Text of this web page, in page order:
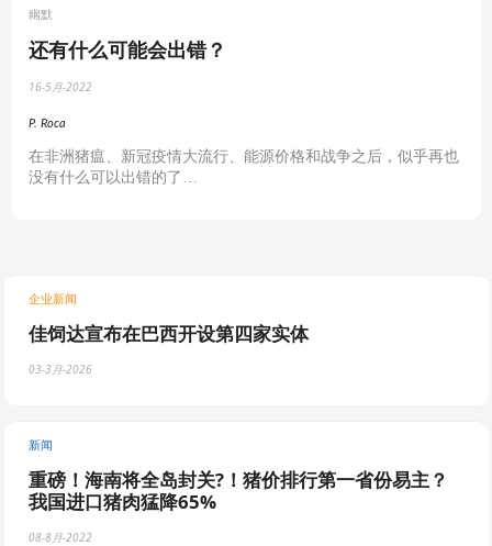
幽默
还有什么可能会出错？
16-5月-2022
P. Roca
在非洲猪瘟、新冠疫情大流行、能源价格和战争之后，似乎再也
没有什么可以出错的了…
企业新闻
佳饲达宣布在巴西开设第四家实体
03-3月-2026
新闻
重磅！海南将全岛封关?！猪价排行第一省份易主？
我国进口猪肉猛降65%
08-8月-2022